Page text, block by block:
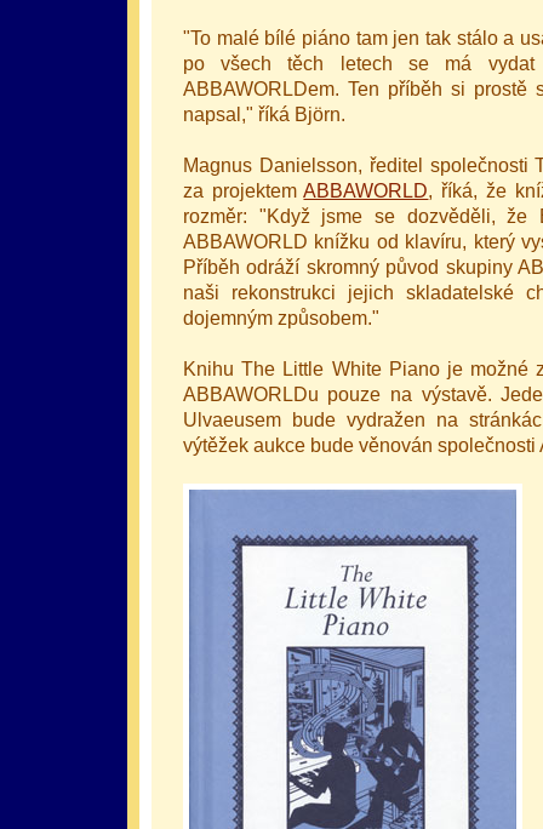
"To malé bílé piáno tam jen tak stálo a
po všech těch letech se má
ABBAWORLDem. Ten příběh si
napsal," říká Björn.
Magnus Danielsson, ředitel společnosti
za projektemABBAWORLD, říká, že
rozměr: "Když jsme se dozvěděli, že
ABBAWORLD knížku od klavíru, který
Příběh odráží skromný původ skupiny
naši rekonstrukci jejich skladatelské
dojemným způsobem."
Knihu The Little White Piano je možné
ABBAWORLDu pouze na výstavě.
Ulvaeusem bude vydražen na
výtěžek aukce bude věnován společnosti